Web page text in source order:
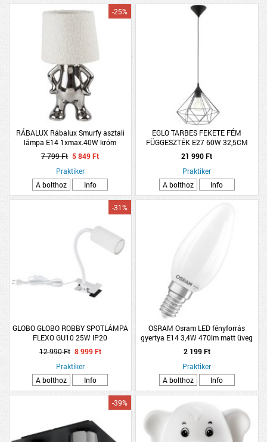
RÁBALUX Rábalux Smurfy asztali
lámpa E14 1xmax.40W króm
-25%
7 799 Ft 5 849 Ft
Praktiker
A bolthoz
Info
EGLO TARBES FEKETE FÉM
FÜGGESZTÉK E27 60W 32,5CM
21 990 Ft
Praktiker
A bolthoz
Info
GLOBO GLOBO ROBBY SPOTLÁMPA
FLEXO GU10 25W IP20
CSIPTETHETŐ, 29X10X41,5CM
FEHÉR
-31%
12 990 Ft 8 999 Ft
Praktiker
A bolthoz
Info
OSRAM Osram LED fényforrás
gyertya E14 3,4W 470lm matt üveg
2 199 Ft
Praktiker
A bolthoz
Info
-39%